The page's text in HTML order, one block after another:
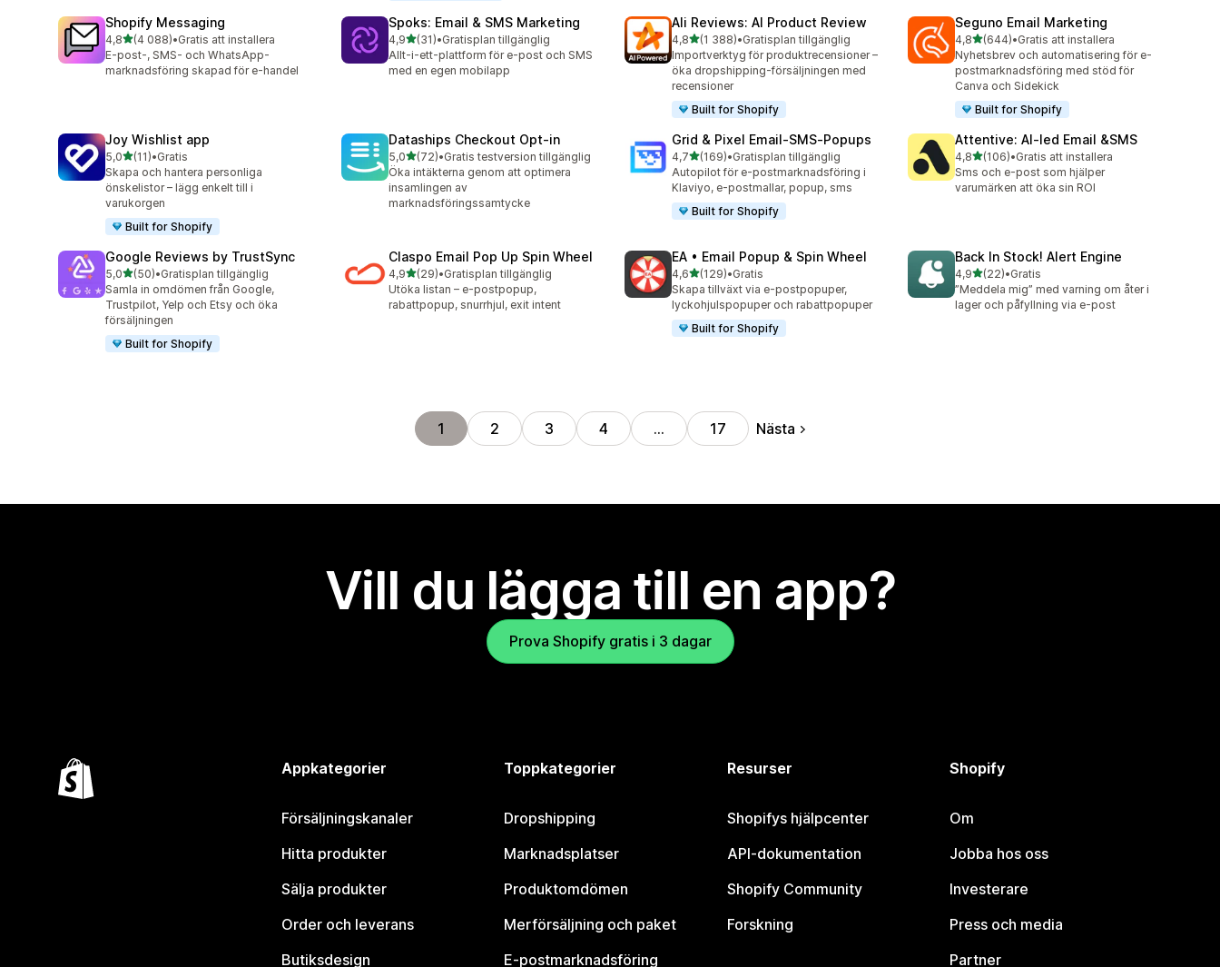
Shopify Messaging
4,8av 5 stjärnor
(4 088)
4088 recensioner totalt
•Gratis att installera
E-post-, SMS- och WhatsApp-
marknadsföring skapad för e-handel
Spoks: Email & SMS Marketing
4,9av 5 stjärnor
(31)
31 recensioner totalt
•Gratisplan tillgänglig
Allt-i-ett-plattform för e-post och SMS
med en egen mobilapp
Ali Reviews: AI Product Review
4,8av 5 stjärnor
(1 388)
1388 recensioner totalt
•Gratisplan tillgänglig
Importverktyg för produktrecensioner –
öka dropshipping-försäljningen med
recensioner
Built for Shopify
Seguno Email Marketing
4,8av 5 stjärnor
(644)
644 recensioner totalt
•Gratis att installera
Nyhetsbrev och automatisering för e-
postmarknadsföring med stöd för
Canva och Sidekick
Built for Shopify
Joy Wishlist app
5,0av 5 stjärnor
(11)
11 recensioner totalt
•Gratis
Skapa och hantera personliga
önskelistor – lägg enkelt till i
varukorgen
Built for Shopify
Dataships Checkout Opt‑in
5,0av 5 stjärnor
(72)
72 recensioner totalt
•Gratis testversion tillgänglig
Öka intäkterna genom att optimera
insamlingen av
marknadsföringssamtycke
Grid & Pixel Email‑SMS‑Popups
4,7av 5 stjärnor
(169)
169 recensioner totalt
•Gratisplan tillgänglig
Autopilot för e-postmarknadsföring i
Klaviyo, e-postmallar, popup, sms
Built for Shopify
Attentive: AI‑led Email &SMS
4,8av 5 stjärnor
(106)
106 recensioner totalt
•Gratis att installera
Sms och e-post som hjälper
varumärken att öka sin ROI
Google Reviews by TrustSync
5,0av 5 stjärnor
(50)
50 recensioner totalt
•Gratisplan tillgänglig
Samla in omdömen från Google,
Trustpilot, Yelp och Etsy och öka
försäljningen
Built for Shopify
Claspo Email Pop Up Spin Wheel
4,9av 5 stjärnor
(29)
29 recensioner totalt
•Gratisplan tillgänglig
Utöka listan – e-postpopup,
rabattpopup, snurrhjul, exit intent
EA • Email Popup & Spin Wheel
4,6av 5 stjärnor
(129)
129 recensioner totalt
•Gratis
Skapa tillväxt via e-postpopuper,
lyckohjulspopuper och rabattpopuper
Built for Shopify
Back In Stock! Alert Engine
4,9av 5 stjärnor
(22)
22 recensioner totalt
•Gratis
”Meddela mig” med varning om åter i
lager och påfyllning via e-post
1 2 3 4 … 17 Nästa
Vill du lägga till en app?
Prova Shopify gratis i 3 dagar
Appkategorier
Försäljningskanaler
Hitta produkter
Sälja produkter
Order och leverans
Butiksdesign
Toppkategorier
Dropshipping
Marknadsplatser
Produktomdömen
Merförsäljning och paket
E-postmarknadsföring
Resurser
Shopifys hjälpcenter
API-dokumentation
Shopify Community
Forskning
Shopify
Om
Jobba hos oss
Investerare
Press och media
Partner